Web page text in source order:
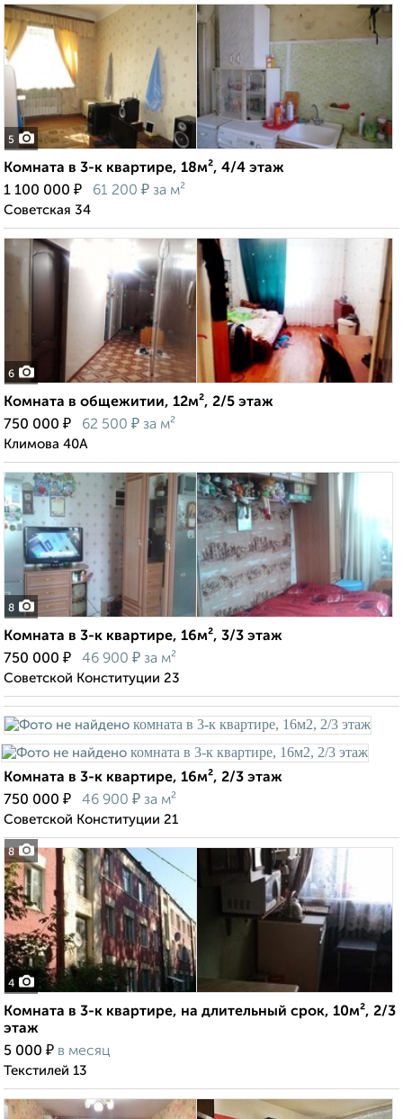
5
Комната в 3-к квартире, 18м², 4/4 этаж
1 100 000 ₽ 61 200 ₽ за м²
Советская 34
6
Комната в общежитии, 12м², 2/5 этаж
750 000 ₽ 62 500 ₽ за м²
Климова 40А
8
Комната в 3-к квартире, 16м², 3/3 этаж
750 000 ₽ 46 900 ₽ за м²
Советской Конституции 23
8
Комната в 3-к квартире, 16м², 2/3 этаж
750 000 ₽ 46 900 ₽ за м²
Советской Конституции 21
4
Комната в 3-к квартире, на длительный срок, 10м², 2/3
этаж
5 000 ₽ в месяц
Текстилей 13